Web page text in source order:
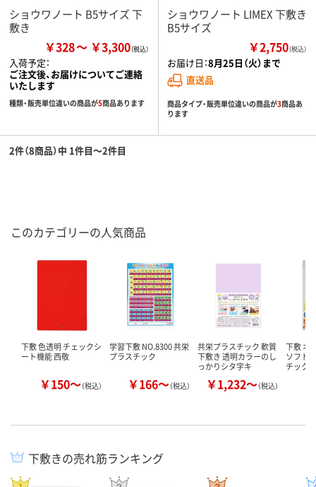
ショウワノート B5サイズ 下
敷き
￥328 ￥3,300
入荷予定：
ご注文後、お届けについてご連絡
いたします
種類・販売単位違いの商品が5商品あります
ショウワノート LIMEX 下敷き
B5サイズ
￥2,750（税込）
お届け日：8月25日（火）まで
直送品
商品タイプ・販売単位違いの商品が3商品あ
ります
2件（8商品）中 1件目～2件目
このカテゴリーの人気商品
下敷 色透明 チェックシ
ート機能 西敬
￥150～（税込）
学習下敷 NO.8300 共栄
プラスチック
￥166～（税込）
共栄プラスチック 軟質
下敷き 透明カラーのし
っかりシタ字キ
￥1,232～（税込）
下敷 オ
ソフト
チック
下敷きの売れ筋ランキング